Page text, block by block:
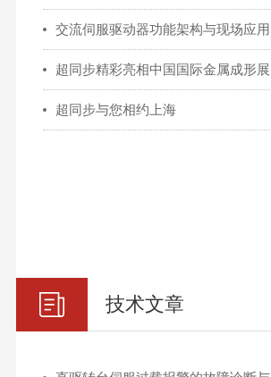
交流伺服驱动器功能架构与现场应用运维探析
超同步精彩亮相中国国际金属成形展览会
超同步与您相约上海
技术文章